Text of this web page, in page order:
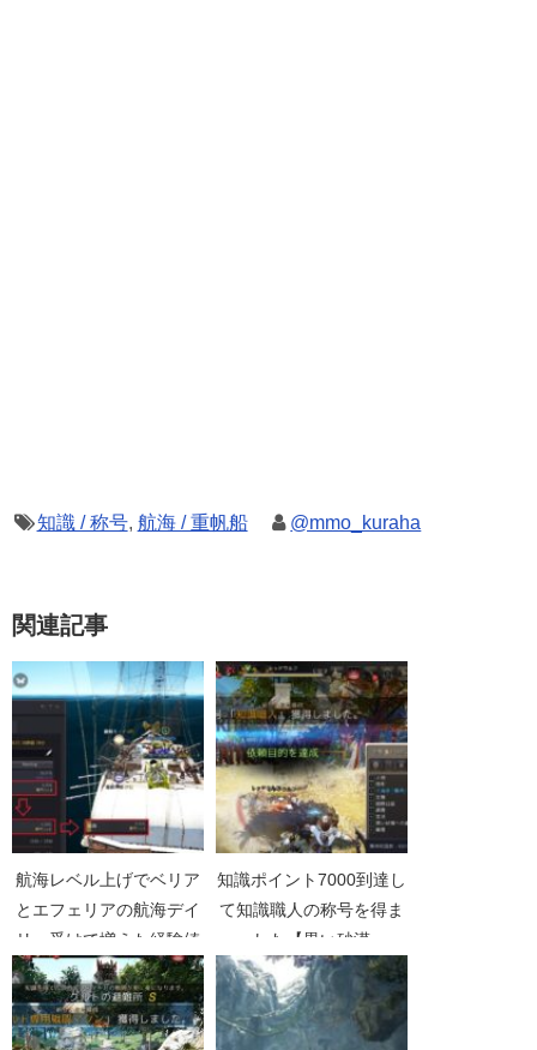
知識 / 称号, 航海 / 重帆船 @mmo_kuraha
関連記事
航海レベル上げでベリア
とエフェリアの航海デイ
リー受けて増えた経験値
量【黒い砂漠Part2424】
知識ポイント7000到達し
て知識職人の称号を得ま
した【黒い砂漠
Part2007】